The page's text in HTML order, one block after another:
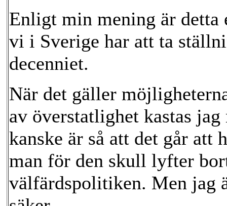
Enligt min mening är detta
vi i Sverige har att ta
decenniet.
När det gäller
av överstatlighet kastas
kanske är så att det går att
man för den skull lyfter
välfärdspolitiken. Men jag